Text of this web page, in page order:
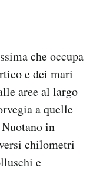
che occupa
e dei mari
aree al largo
a quelle
in
chilometri
e